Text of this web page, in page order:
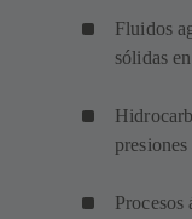
Fluidos
sólidas